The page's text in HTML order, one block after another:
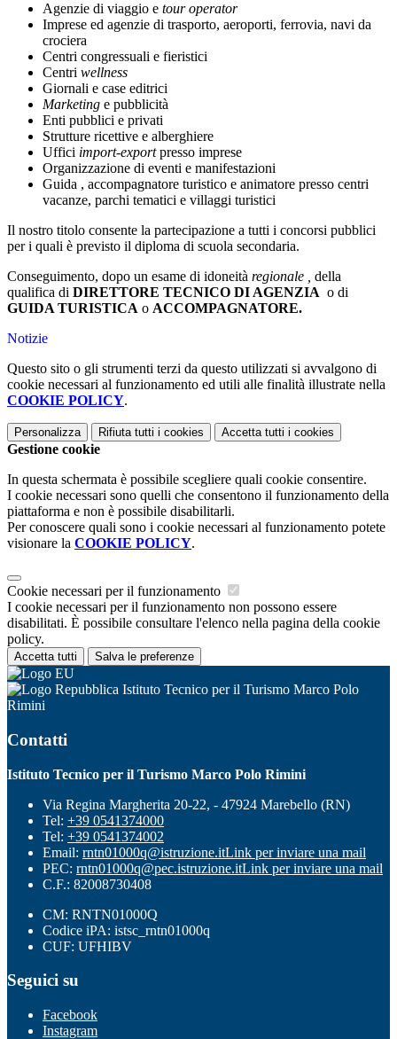
Agenzie di viaggio e tour operator
Imprese ed agenzie di trasporto, aeroporti, ferrovia, navi da
crociera
Centri congressuali e fieristici
Centri wellness
Giornali e case editrici
Marketing e pubblicità
Enti pubblici e privati
Strutture ricettive e alberghiere
Uffici import-export presso imprese
Organizzazione di eventi e manifestazioni
Guida , accompagnatore turistico e animatore presso centri
vacanze, parchi tematici e villaggi turistici
Il nostro titolo consente la partecipazione a tutti i concorsi pubblici
per i quali è previsto il diploma di scuola secondaria.
Conseguimento, dopo un esame di idoneità regionale ,
della
qualifica di DIRETTORE TECNICO DI AGENZIA o di
GUIDA TURISTICA o ACCOMPAGNATORE.
Notizie
Questo sito o gli strumenti terzi da questo utilizzati si avvalgono di
cookie necessari al funzionamento ed utili alle finalità illustrate nella
COOKIE POLICY.
Personalizza Rifiuta tutti i cookies Accetta tutti i cookies
Gestione cookie
In questa schermata è possibile scegliere quali cookie consentire.
I cookie necessari sono quelli che consentono il funzionamento della
piattaforma e non è possibile disabilitarli.
Per conoscere quali sono i cookie necessari al funzionamento potete
visionare la COOKIE POLICY.
Cookie necessari per il funzionamento
I cookie necessari per il funzionamento non possono essere
disabilitati. È possibile consultare l'elenco nella pagina della cookie
policy.
Accetta tutti Salva le preferenze
Istituto Tecnico per il Turismo Marco Polo
Rimini
Contatti
Istituto Tecnico per il Turismo Marco Polo Rimini
Via Regina Margherita 20-22, - 47924 Marebello (RN)
Tel: +39 0541374000
Tel: +39 0541374002
Email: rntn01000q@istruzione.itLink per inviare una mail
PEC: rntn01000q@pec.istruzione.itLink per inviare una mail
C.F.: 82008730408
CM: RNTN01000Q
Codice iPA: istsc_rntn01000q
CUF: UFHIBV
Seguici su
Facebook
Instagram